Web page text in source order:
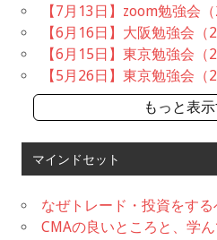
【7月13日】zoom勉強会（
【6月16日】大阪勉強会（
【6月15日】東京勉強会（
【5月26日】東京勉強会（
もっと表
マインドセット
なぜトレード・投資をする
CMAの良いところと、学